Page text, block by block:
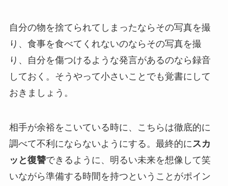
自分の物を捨てられてしまったならその写真を撮
り、食事を食べてくれないのならその写真を撮
り、自分を傷つけるような発言があるのなら録音
しておく。そうやって小さいことでも覚書にして
おきましょう。
相手が余裕をこいている時に、こちらは徹底的に
調べて不利にならないようにする。最終的にスカ
ッと復讐できるように、明るい未来を想像して笑
いながら準備する時間を持つということがポイン